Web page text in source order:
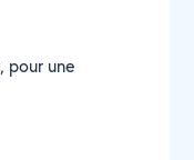
pour une